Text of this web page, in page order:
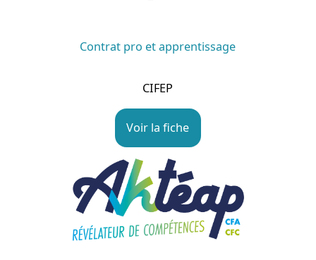
Contrat pro et apprentissage
CIFEP
Voir la fiche